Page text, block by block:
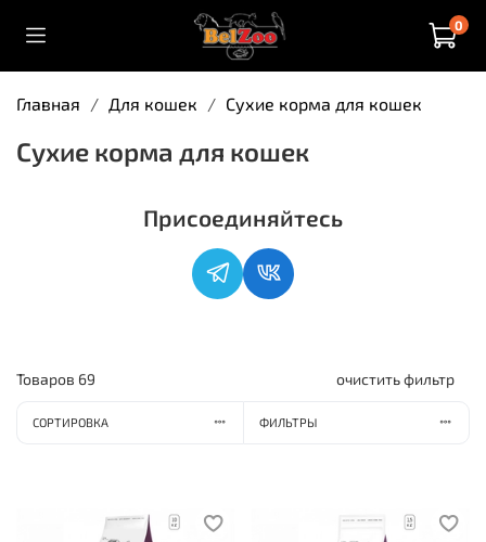
0
Главная Для кошек Сухие корма для кошек
Сухие корма для кошек
Товаров 69 очистить фильтр
СОРТИРОВКА ФИЛЬТРЫ
Присоединяйтесь